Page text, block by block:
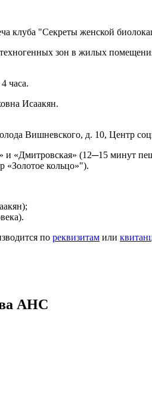
клуба "Секреты женской
зон в жилых
часа.
Исаакян.
Вишневского, д. 10, Центр
и «Дмитровская» (12─15 минут
«Золотое кольцо»").
по реквизитам или
АНС